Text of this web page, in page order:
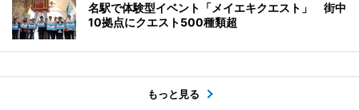
名駅で体験型イベント「メイエキクエスト」 街中
10拠点にクエスト500種類超
もっと見る